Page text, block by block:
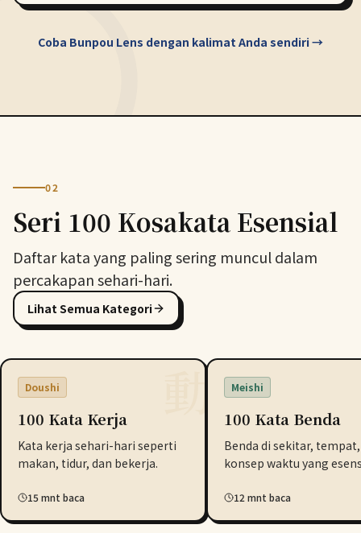
Coba Bunpou Lens dengan kalimat Anda sendiri →
02
Seri 100 Kosakata Esensial
Daftar kata yang paling sering muncul dalam
percakapan sehari-hari.
Lihat Semua Kategori
動
Doushi
100 Kata Kerja
Kata kerja sehari-hari seperti
makan, tidur, dan bekerja.
15 mnt baca
Meishi
100 Kata Benda
Benda di sekitar,
konsep waktu yang
12 mnt baca